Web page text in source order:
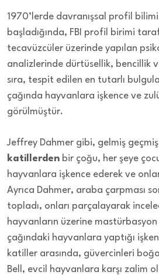
1970’lerde davranışsal profil
başladığında, FBI profil birimi
tecavüzcüler üzerinde yapılan
analizlerinde dürtüsellik, bencillik ve
sıra, tespit edilen en tutarlı
çağında hayvanlara işkence ve
görülmüştür.
Jeffrey Dahmer gibi, gelmiş
katillerden bir çoğu, her şeye
hayvanlara işkence ederek ve
Ayrıca Dahmer, araba çarpması
topladı, onları parçalayarak
hayvanların üzerine
çağındaki hayvanlara yaptığı
katiller arasında, güvercinleri
Bell, evcil hayvanlara karşı zalim